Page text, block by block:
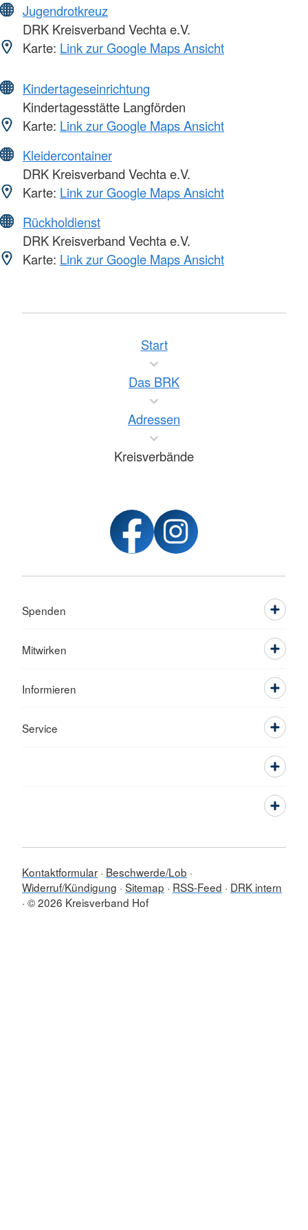
Jugendrotkreuz
DRK Kreisverband Vechta e.V.
Karte: Link zur Google Maps Ansicht
Kindertageseinrichtung
Kindertagesstätte Langförden
Karte: Link zur Google Maps Ansicht
Kleidercontainer
DRK Kreisverband Vechta e.V.
Karte: Link zur Google Maps Ansicht
Rückholdienst
DRK Kreisverband Vechta e.V.
Karte: Link zur Google Maps Ansicht
Start
Das BRK
Adressen
Kreisverbände
Spenden
Mitwirken
Informieren
Service
Kontaktformular Beschwerde/Lob
Widerruf/Kündigung Sitemap RSS-Feed
DRK intern
© 2026 Kreisverband Hof